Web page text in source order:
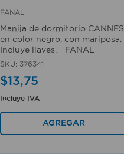
Vista rápida
FANAL
Manija de dormitorio CANNES
en color negro, con mariposa.
Incluye llaves. - FANAL
SKU: 376341
$13,75
Incluye IVA
AGREGAR